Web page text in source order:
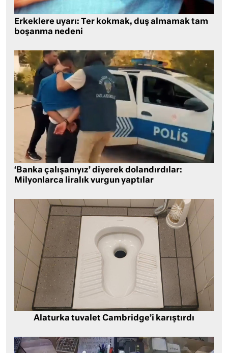
Erkeklere uyarı: Ter kokmak, duş almamak tam
boşanma nedeni
‘Banka çalışanıyız’ diyerek dolandırdılar:
Milyonlarca liralık vurgun yaptılar
Alaturka tuvalet Cambridge’i karıştırdı